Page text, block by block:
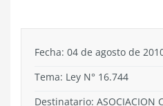
Fecha: 04 de agosto de
Tema: Ley N° 16.744
Destinatario: ASOCIACION